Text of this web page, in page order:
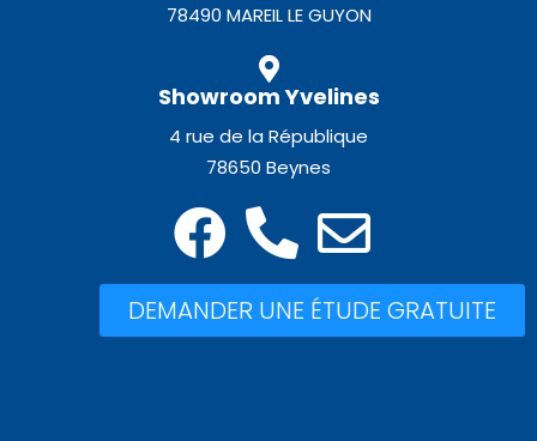
78490 MAREIL LE GUYON
Showroom Yvelines
4 rue de la République
78650 Beynes
DEMANDER UNE ÉTUDE GRATUITE